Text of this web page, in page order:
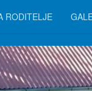
RODITELJE